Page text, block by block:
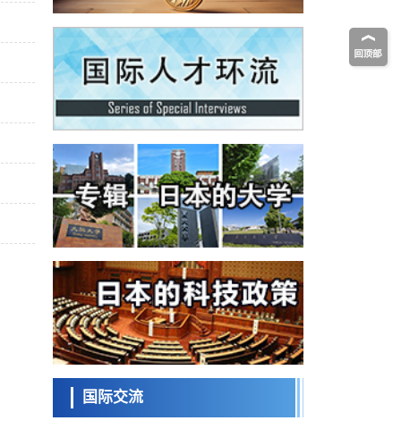
可抑制老化与炎症，有望成为新型功能性材
料
群马大学开发针对难治性癫痫的新型基因疗
法，利用超小型GAD67启动子抑制发作
科学研究
九州大学揭示夜间眼压升高机制：两种激素
波动叠加所致
科学研究
至300℃的介电材料，已验证电容器可在汽车
发动机等高温环境下工作
经济・社会
日本生成式AI使用者占比一年内翻倍，但与
中美德仍有较大差距
政策
日本修订首都直下型地震紧急对策：目标为
死亡人数至少减半，重点强化火灾防控
科学研究
福井大学发现细胞记忆过往并抑制反应的机
制，阐明即便DNA相同反应迥异之谜
科学研究
神户大学确认口服癌症疫苗B440单药给药的
安全性，在转移性尿路上皮癌患者中开展临
床试验
政策
日本发布《令和8年版科学技术与创新白皮
书》，解读第七期基本计划首年度政策方向
科学研究
国际交流